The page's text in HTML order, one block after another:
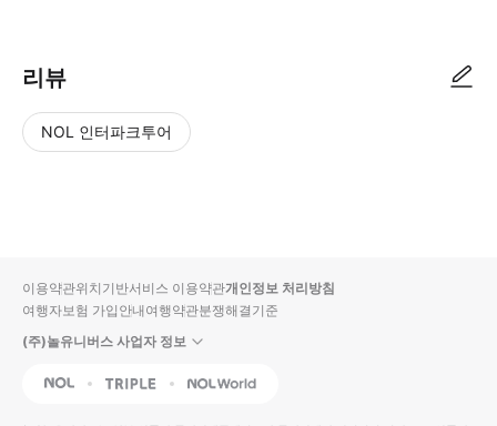
리뷰
NOL 인터파크투어
입니
다.
순
상
이용약관위치기반서비스 이용약관개인정보 처리방침
여행자보험 가입안내여행약관분쟁해결기준
(주)놀유니버스 사업자 정보
NOL Triple Interpark Global